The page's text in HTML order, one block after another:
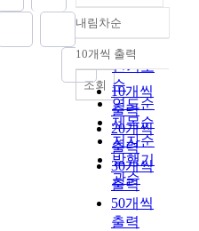
정확도
순
인기도
순
연도순
제목순
저자순
발행기
관순
내림차순
내림차순
10개씩 출력
10개씩
출력
20개씩
출력
30개씩
출력
50개씩
출력
조회